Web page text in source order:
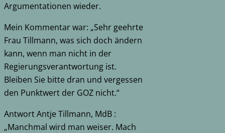
Argumentationen wieder.
Mein Kommentar war: „Sehr geehrte
Frau Tillmann, was sich doch ändern
kann, wenn man nicht in der
Regierungsverantwortung ist.
Bleiben Sie bitte dran und vergessen
den Punktwert der GOZ nicht.“
Antwort Antje Tillmann, MdB :
„Manchmal wird man weiser. Mach